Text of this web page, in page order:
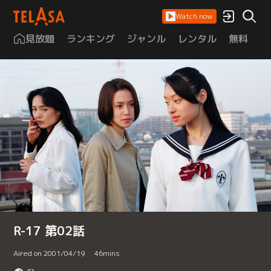
Watch now
見放題 ランキング ジャンル レンタル 無料
R-17 第02話
Aired on 2001/04/19 46mins